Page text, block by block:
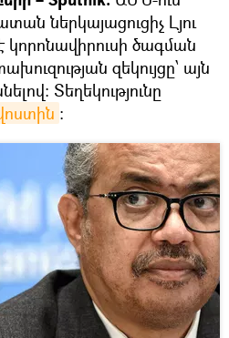
ներկայացուցիչ Լյու
կորոնավիրուսի ծագման
զեկույցը՝ այն
Տեղեկությունը
: